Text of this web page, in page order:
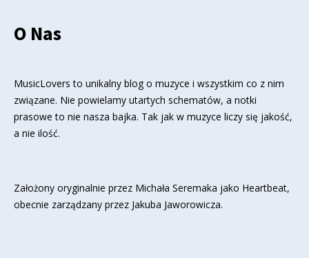
O Nas
MusicLovers to unikalny blog o muzyce i wszystkim co z nim
związane. Nie powielamy utartych schematów, a notki
prasowe to nie nasza bajka. Tak jak w muzyce liczy się jakość,
a nie ilość.
Założony oryginalnie przez Michała Seremaka jako Heartbeat,
obecnie zarządzany przez Jakuba Jaworowicza.